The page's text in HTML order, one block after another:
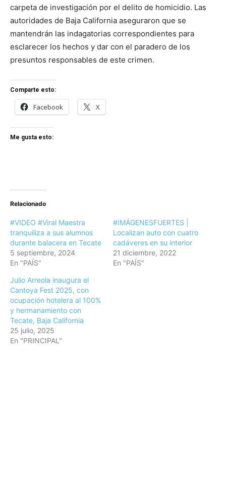
carpeta de investigación por el delito de homicidio. Las
autoridades de Baja California aseguraron que se
mantendrán las indagatorias correspondientes para
esclarecer los hechos y dar con el paradero de los
presuntos responsables de este crimen.
Comparte esto:
Facebook X
Me gusta esto:
Relacionado
#VIDEO #Viral Maestra
tranquiliza a sus alumnos
durante balacera en Tecate
5 septiembre, 2024
En "PAÍS"
#IMÁGENESFUERTES |
Localizan auto con cuatro
cadáveres en su interior
21 diciembre, 2022
En "PAÍS"
Julio Arreola inaugura el
Cantoya Fest 2025, con
ocupación hotelera al 100%
y hermanamiento con
Tecate, Baja California
25 julio, 2025
En "PRINCIPAL"